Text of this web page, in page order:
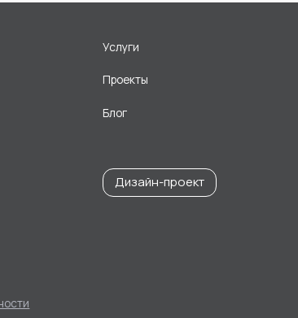
Услуги
Проекты
Блог
Дизайн-проект